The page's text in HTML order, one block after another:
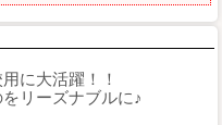
に大活躍！！
リーズナブルに♪